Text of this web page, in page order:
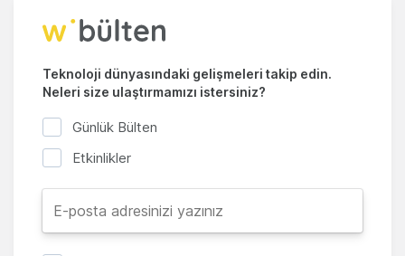
Teknoloji dünyasındaki gelişmeleri takip edin.
Neleri size ulaştırmamızı istersiniz?
Günlük Bülten
Etkinlikler